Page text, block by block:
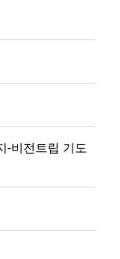
-비전트립 기도